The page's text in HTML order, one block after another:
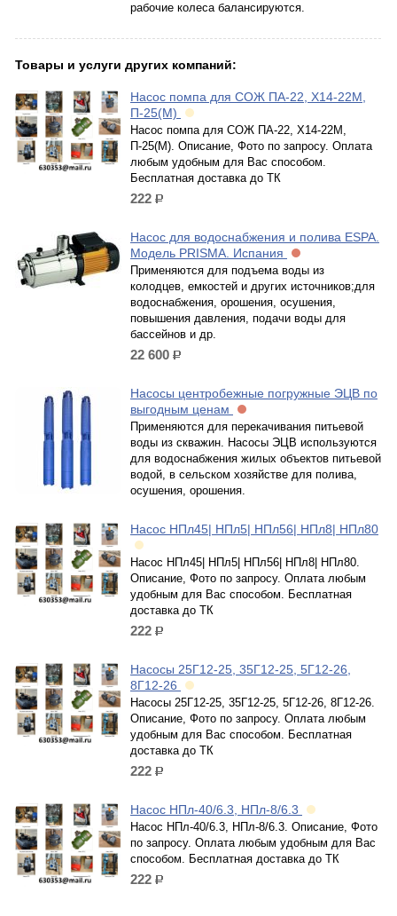
рабочие колеса балансируются.
Товары и услуги других компаний:
Насос помпа для СОЖ ПА-22, Х14-22М,
П-25(М)
Насос помпа для СОЖ ПА-22, Х14-22М,
П-25(М). Описание, Фото по запросу. Оплата
любым удобным для Вас способом.
Бесплатная доставка до ТК
222 р.
Насос для водоснабжения и полива ESPA.
Модель PRISMA. Испания
Применяются для подъема воды из
колодцев, емкостей и других источников;для
водоснабжения, орошения, осушения,
повышения давления, подачи воды для
бассейнов и др.
22 600 р.
Насосы центробежные погружные ЭЦВ по
выгодным ценам
Применяются для перекачивания питьевой
воды из скважин. Насосы ЭЦВ используются
для водоснабжения жилых объектов питьевой
водой, в сельском хозяйстве для полива,
осушения, орошения.
Насос НПл45| НПл5| НПл56| НПл8| НПл80
Насос НПл45| НПл5| НПл56| НПл8| НПл80.
Описание, Фото по запросу. Оплата любым
удобным для Вас способом. Бесплатная
доставка до ТК
222 р.
Насосы 25Г12-25, 35Г12-25, 5Г12-26,
8Г12-26
Насосы 25Г12-25, 35Г12-25, 5Г12-26, 8Г12-26.
Описание, Фото по запросу. Оплата любым
удобным для Вас способом. Бесплатная
доставка до ТК
222 р.
Насос НПл-40/6.3, НПл-8/6.3
Насос НПл-40/6.3, НПл-8/6.3. Описание, Фото
по запросу. Оплата любым удобным для Вас
способом. Бесплатная доставка до ТК
222 р.